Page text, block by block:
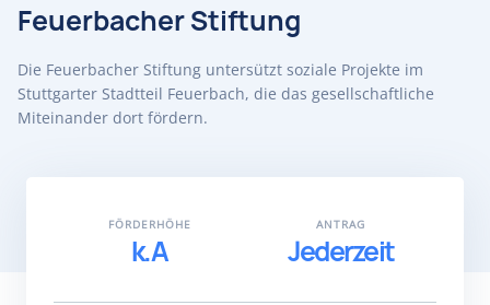
Feuerbacher Stiftung
Die Feuerbacher Stiftung untersützt soziale Projekte im
Stuttgarter Stadtteil Feuerbach, die das gesellschaftliche
Miteinander dort fördern.
FÖRDERHÖHE
k.A
ANTRAG
Jederzeit